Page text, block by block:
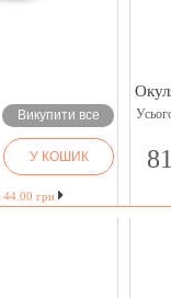
Викупити все
У КОШИК
44.00 грн
81